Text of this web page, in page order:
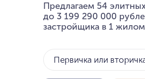
Предлагаем 54
до 3 199 290 000
застройщика в 1
Первичка или